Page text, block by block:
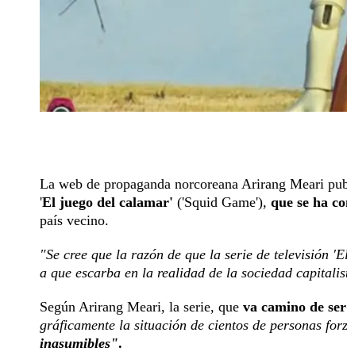
La web de propaganda norcoreana Arirang Meari
'El juego del calamar' ('Squid Game'), que se ha
país vecino.
"Se cree que la razón de que la serie de televisión
a que escarba en la realidad de la sociedad
Según Arirang Meari, la serie, que va camino de
gráficamente la situación de cientos de personas
inasumibles".